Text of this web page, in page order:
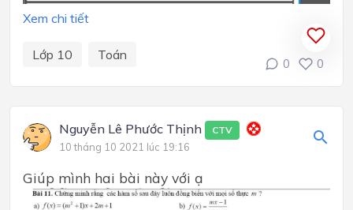
Xem chi tiết
Lớp 10 Toán
0 0
Nguyễn Lê Phước Thịnh CTV
10 tháng 10 2021 lúc 19:16
Giúp mình hai bài này với ạ